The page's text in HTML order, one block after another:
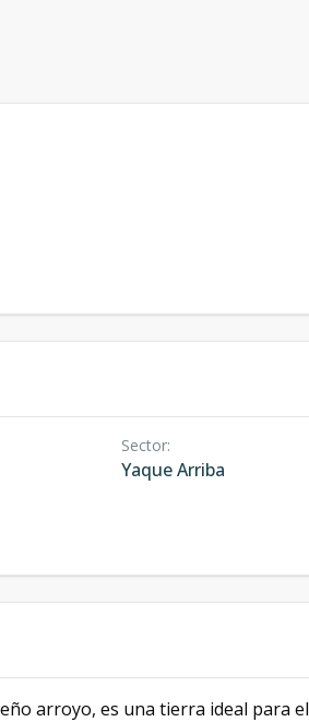
Sector:
Yaque Arriba
arroyo, es una tierra ideal para el